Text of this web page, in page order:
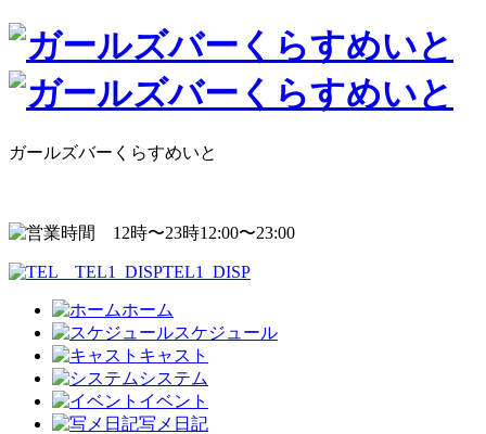
ガールズバーくらすめいと
12:00〜23:00
TEL1_DISP
ホーム
スケジュール
キャスト
システム
イベント
写メ日記